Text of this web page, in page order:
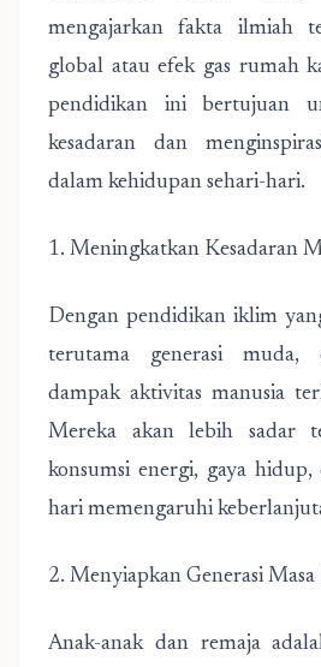
mengajarkan fakta ilmiah
global atau efek gas rumah
pendidikan ini bertujuan
kesadaran dan
dalam kehidupan sehari-hari.
1. Meningkatkan Kesadaran
Dengan pendidikan iklim
terutama generasi muda,
dampak aktivitas manusia
Mereka akan lebih sadar
konsumsi energi, gaya
hari memengaruhi
2. Menyiapkan Generasi
Anak-anak dan remaja